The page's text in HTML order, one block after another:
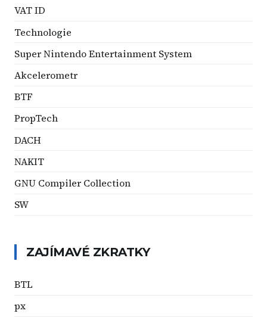
VAT ID
Technologie
Super Nintendo Entertainment System
Akcelerometr
BTF
PropTech
DACH
NAKIT
GNU Compiler Collection
SW
ZAJÍMAVÉ ZKRATKY
BTL
px